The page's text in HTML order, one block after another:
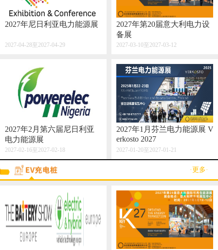
2027年尼日利亚电力能源展
2027-04-28至2027-04-29
2027年第20届意大利电力设
备展
2027-03-10至2027-03-12
2027年2月第六届尼日利亚
电力能源展
2027-02-16至2027-02-18
2027年1月芬兰电力能源展 V
erkosto 2027
2027-01-20至2027-01-21
·更多·